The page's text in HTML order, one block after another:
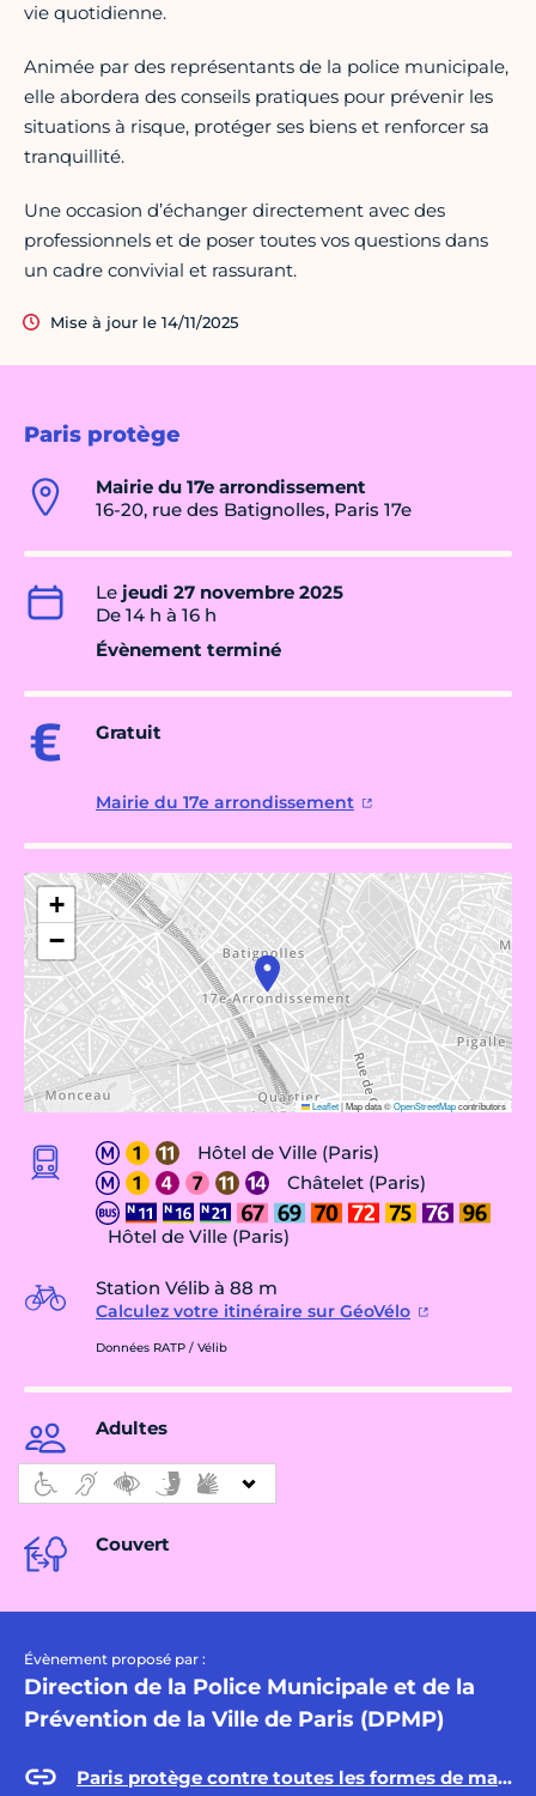
Paris protège
Mairie du 17e arrondissement
16-20, rue des Batignolles, Paris 17e
Le jeudi 27 novembre 2025
De 14 h à 16 h
Évènement terminé
Gratuit
Mairie du 17e arrondissement
+
−
Leaflet|Map data ©OpenStreetMapcontributors
Hôtel de Ville (Paris)
Châtelet (Paris)
Hôtel de Ville (Paris)
Station Vélib à 88 m
Calculez votre itinéraire sur GéoVélo
Données RATP / Vélib
Adultes
Couvert
Évènement proposé par :
Direction de la Police Municipale et de la
Prévention de la Ville de Paris (DPMP)
Paris protège contre toutes les formes de malveillance, violence et maltraitance
vie quotidienne.
Animée par des représentants de la police municipale,
elle abordera des conseils pratiques pour prévenir les
situations à risque, protéger ses biens et renforcer sa
tranquillité.
Une occasion d’échanger directement avec des
professionnels et de poser toutes vos questions dans
un cadre convivial et rassurant.
Mise à jour le 14/11/2025